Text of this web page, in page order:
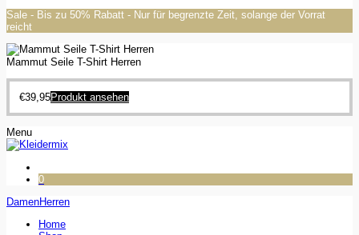
Sale - Bis zu 50% Rabatt - Nur für begrenzte Zeit, solange der Vorrat
reicht
Mammut Seile T-Shirt Herren
€39,95Produkt ansehen
Menu
0
DamenHerren
Home